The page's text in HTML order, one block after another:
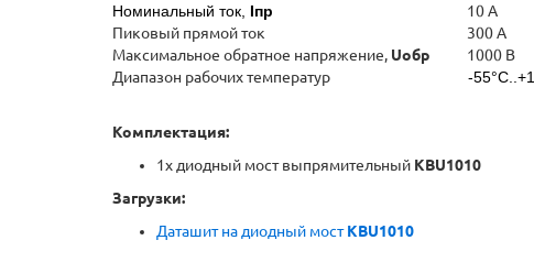
Номинальный ток, Iпр
10 А
Пиковый прямой ток
300 А
Максимальное обратное напряжение, Uобр
1000 В
Диапазон рабочих температур
-
Комплектация:
1x диодный мост выпрямительный KBU1010
Загрузки:
Даташит на диодный мостKBU1010